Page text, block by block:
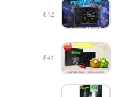
842
841